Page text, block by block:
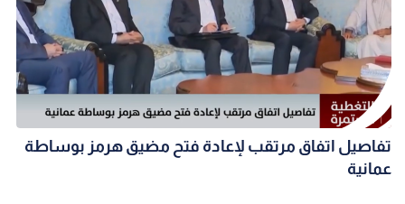
تفاصيل اتفاق مرتقب لإعادة فتح مضيق هرمز بوساطة
عمانية